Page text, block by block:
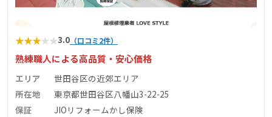
★★★★★3.0 （口コミ2件）
熟練職人による高品質・安心価格
エリア
世田谷区の近郊エリア
所在地
東京都世田谷区八幡山3-22-25
保証
JIOリフォームかし保険